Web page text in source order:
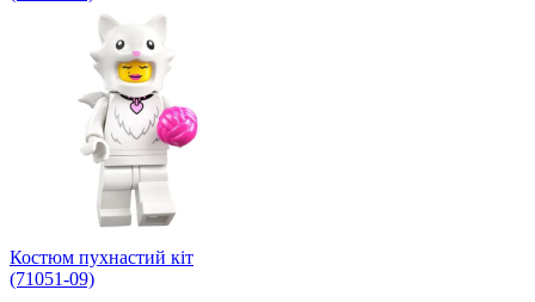
Костюм пухнастий кіт
(71051-09)